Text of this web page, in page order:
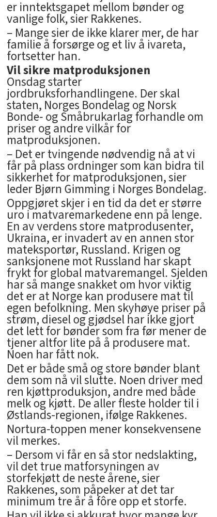
er inntektsgapet mellom bønder og
vanlige folk, sier Rakkenes.
– Mange sier de ikke klarer mer, de har
familie å forsørge og et liv å ivareta,
fortsetter han.
Vil sikre matproduksjonen
Onsdag starter
jordbruksforhandlingene. Der skal
staten, Norges Bondelag og Norsk
Bonde- og Småbrukarlag forhandle om
priser og andre vilkår for
matproduksjonen.
– Det er tvingende nødvendig nå at vi
får på plass ordninger som kan bidra til
sikkerhet for matproduksjonen, sier
leder Bjørn Gimming i Norges Bondelag.
Oppgjøret skjer i en tid da det er større
uro i matvaremarkedene enn på lenge.
En av verdens store matprodusenter,
Ukraina, er invadert av en annen stor
mateksportør, Russland. Krigen og
sanksjonene mot Russland har skapt
frykt for global matvaremangel. Sjelden
har så mange snakket om hvor viktig
det er at Norge kan produsere mat til
egen befolkning. Men skyhøye priser på
strøm, diesel og gjødsel har ikke gjort
det lett for bønder som fra før mener de
tjener altfor lite på å produsere mat.
Noen har fått nok.
Det er både små og store bønder blant
dem som nå vil slutte. Noen driver med
ren kjøttproduksjon, andre med både
melk og kjøtt. De aller fleste holder til i
Østlands-regionen, ifølge Rakkenes.
Nortura-toppen mener konsekvensene
vil merkes.
– Dersom vi får en så stor nedslakting,
vil det true matforsyningen av
storfekjøtt de neste årene, sier
Rakkenes, som påpeker at det tar
minimum tre år å fôre opp et storfe.